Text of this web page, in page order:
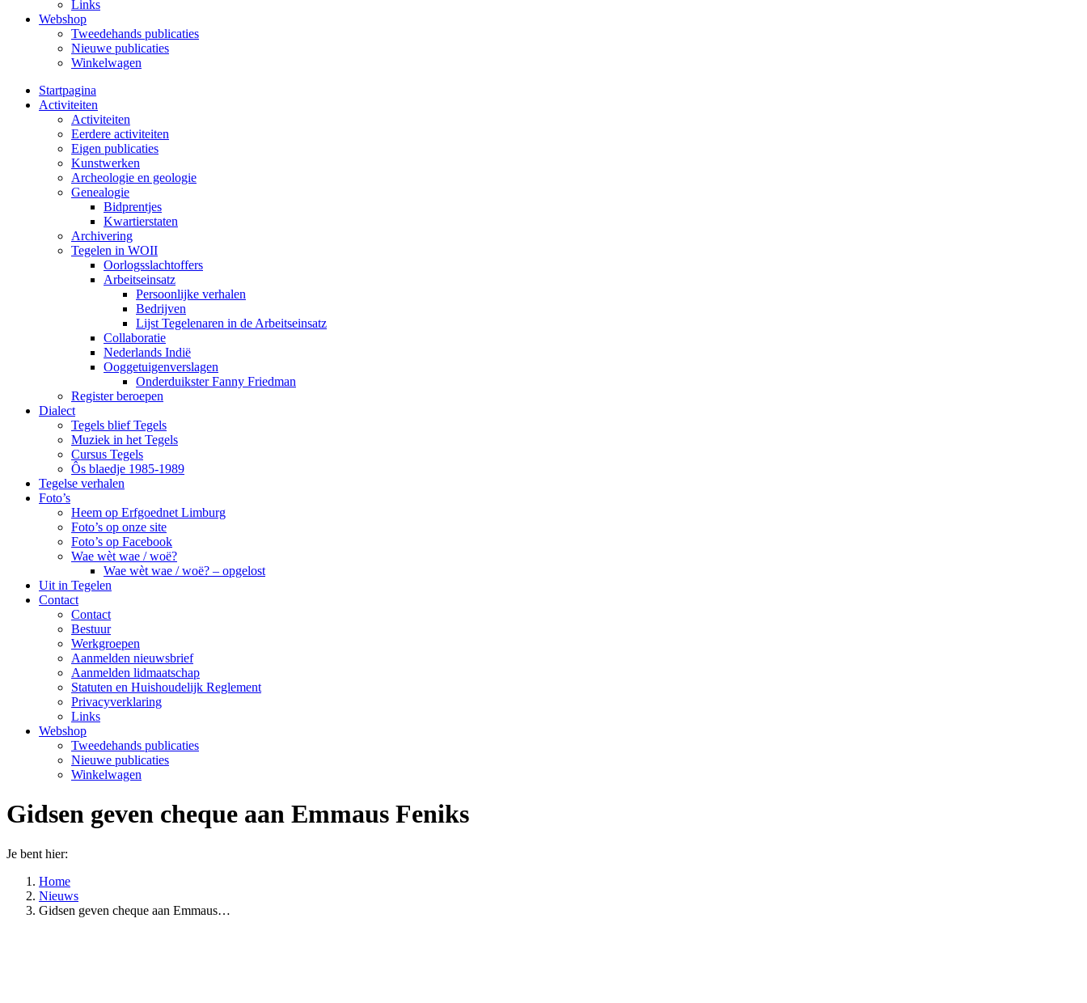
Links
Webshop
Tweedehands publicaties
Nieuwe publicaties
Winkelwagen
Startpagina
Activiteiten
Activiteiten
Eerdere activiteiten
Eigen publicaties
Kunstwerken
Archeologie en geologie
Genealogie
Bidprentjes
Kwartierstaten
Archivering
Tegelen in WOII
Oorlogsslachtoffers
Arbeitseinsatz
Persoonlijke verhalen
Bedrijven
Lijst Tegelenaren in de Arbeitseinsatz
Collaboratie
Nederlands Indië
Ooggetuigenverslagen
Onderduikster Fanny Friedman
Register beroepen
Dialect
Tegels blief Tegels
Muziek in het Tegels
Cursus Tegels
Ôs blaedje 1985-1989
Tegelse verhalen
Foto’s
Heem op Erfgoednet Limburg
Foto’s op onze site
Foto’s op Facebook
Wae wèt wae / woë?
Wae wèt wae / woë? – opgelost
Uit in Tegelen
Contact
Contact
Bestuur
Werkgroepen
Aanmelden nieuwsbrief
Aanmelden lidmaatschap
Statuten en Huishoudelijk Reglement
Privacyverklaring
Links
Webshop
Tweedehands publicaties
Nieuwe publicaties
Winkelwagen
Gidsen geven cheque aan Emmaus Feniks
Je bent hier:
Home
Nieuws
Gidsen geven cheque aan Emmaus…